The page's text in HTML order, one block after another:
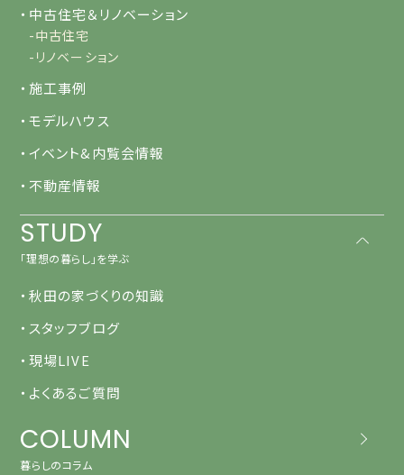
・中古住宅＆リノベーション
-中古住宅
-リノベーション
・施工事例
・モデルハウス
・イベント&内覧会情報
・不動産情報
STUDY
「理想の暮らし」を学ぶ
・秋田の家づくりの知識
・スタッフブログ
・現場LIVE
・よくあるご質問
COLUMN
暮らしのコラム